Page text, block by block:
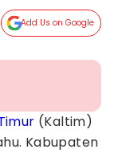
Add Us on Google
(Kaltim)
Kabupaten